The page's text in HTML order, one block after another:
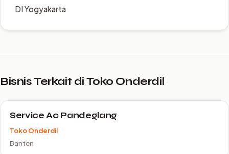
DI Yogyakarta
Bisnis Terkait di Toko Onderdil
Service Ac Pandeglang
Toko Onderdil
Banten